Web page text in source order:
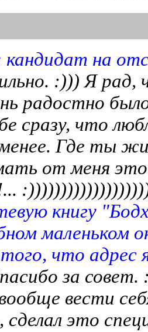
кандидат на
:))) Я рад,
радостно
сразу, что
Где ты
от меня
книгу
маленьком
что адрес
за
вести
сделал это